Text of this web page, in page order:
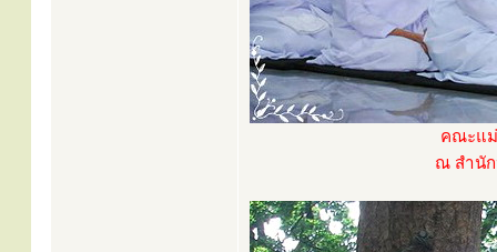
คณะแ
ณ สำนัก